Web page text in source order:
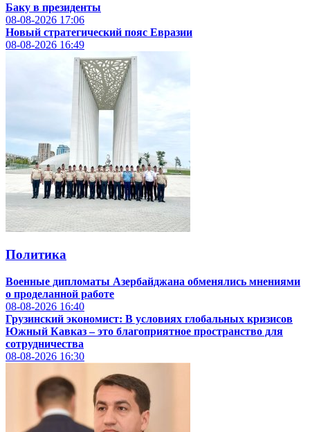
Баку в президенты
08-08-2026 17:06
Новый стратегический пояс Евразии
08-08-2026 16:49
Политика
Военные дипломаты Азербайджана обменялись мнениями
о проделанной работе
08-08-2026 16:40
Грузинский экономист: В условиях глобальных кризисов
Южный Кавказ – это благоприятное пространство для
сотрудничества
08-08-2026 16:30